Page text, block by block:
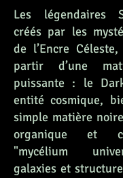
Les légendaires
créés par les
de l’Encre
partir d’une
puissante : le
entité cosmique,
simple matière
organique et
"mycélium
galaxies et